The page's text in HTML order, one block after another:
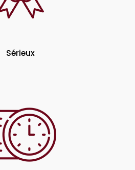
Sérieux